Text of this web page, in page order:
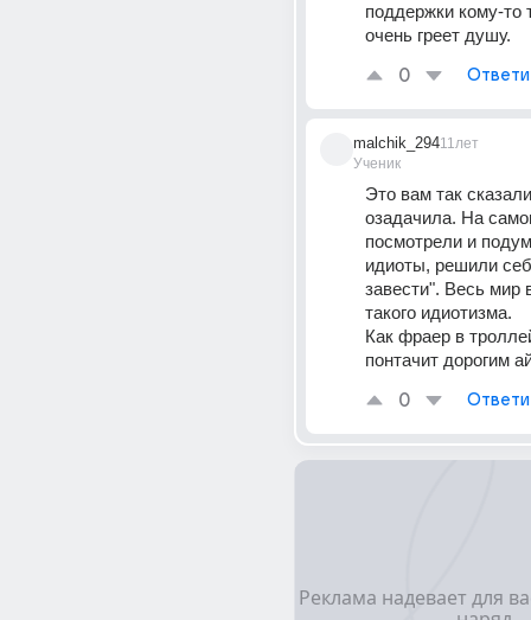
поддержки кому-то
очень греет душу.
0
malchik_294
Ученик
11лет
Это вам так
озадачила. На
посмотрели и
идиоты, решили
завести". Весь мир
такого идиотизма.
Как фраер в
понтачит дорогим
0